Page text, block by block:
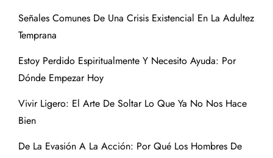
Señales Comunes De Una Crisis Existencial En La Adultez
Temprana
Estoy Perdido Espiritualmente Y Necesito Ayuda: Por
Dónde Empezar Hoy
Vivir Ligero: El Arte De Soltar Lo Que Ya No Nos Hace
Bien
De La Evasión A La Acción: Por Qué Los Hombres De